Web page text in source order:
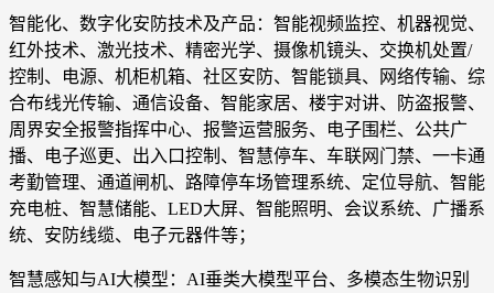
智能化、数字化安防技术及产品：智能视频监控、机器视觉、
红外技术、激光技术、精密光学、摄像机镜头、交换机处置/
控制、电源、机柜机箱、社区安防、智能锁具、网络传输、综
合布线光传输、通信设备、智能家居、楼宇对讲、防盗报警、
周界安全报警指挥中心、报警运营服务、电子围栏、公共广
播、电子巡更、出入口控制、智慧停车、车联网门禁、一卡通
考勤管理、通道闸机、路障停车场管理系统、定位导航、智能
充电桩、智慧储能、LED大屏、智能照明、会议系统、广播系
统、安防线缆、电子元器件等；
智慧感知与AI大模型：AI垂类大模型平台、多模态生物识别